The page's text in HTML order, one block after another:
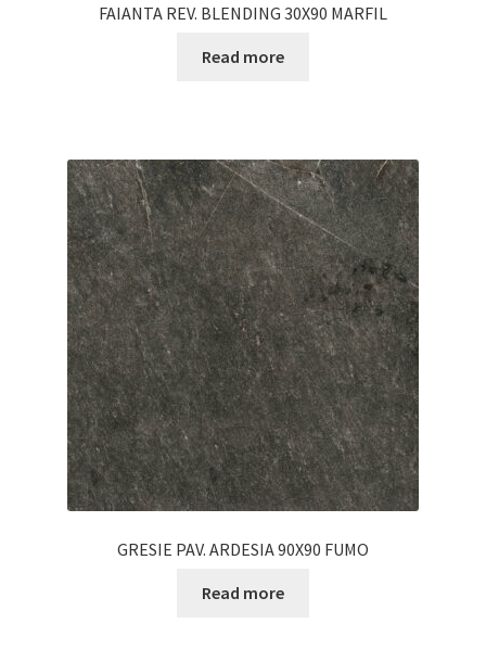
FAIANTA REV. BLENDING 30X90 MARFIL
Read more
GRESIE PAV. ARDESIA 90X90 FUMO
Read more